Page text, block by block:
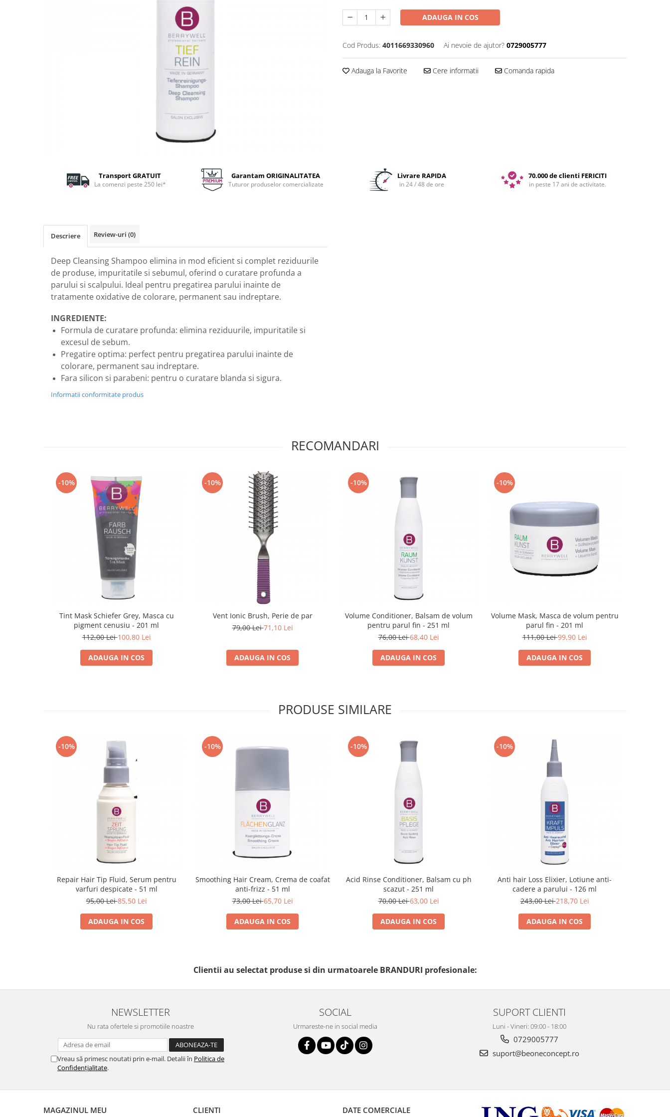
ADAUGA IN COS
Cod Produs: 4011669330960 Ai nevoie de ajutor? 0729005777
Adauga la Favorite Cere informatii Comanda rapida
Transport GRATUIT
La comenzi peste 250 lei*
Garantam ORIGINALITATEA
Tuturor produselor comercializate
Livrare RAPIDA
in 24 / 48 de ore
70.000 de clienti FERICITI
in peste 17 ani de activitate.
Descriere Review-uri (0)
Deep Cleansing Shampoo elimina in mod eficient si complet reziduurile
de produse, impuritatile si sebumul, oferind o curatare profunda a
parului si scalpului. Ideal pentru pregatirea parului inainte de
tratamente oxidative de colorare, permanent sau indreptare.
INGREDIENTE:
Formula de curatare profunda: elimina reziduurile, impuritatile si
excesul de sebum.
Pregatire optima: perfect pentru pregatirea parului inainte de
colorare, permanent sau indreptare.
Fara silicon si parabeni: pentru o curatare blanda si sigura.
Informatii conformitate produs
RECOMANDARI
-10%
Tint Mask Schiefer Grey, Masca cu
pigment cenusiu - 201 ml
112,00 Lei100,80 Lei
ADAUGA IN COS
-10%
Vent Ionic Brush, Perie de par
79,00 Lei71,10 Lei
ADAUGA IN COS
-10%
Volume Conditioner, Balsam de volum
pentru parul fin - 251 ml
76,00 Lei68,40 Lei
ADAUGA IN COS
-10%
Volume Mask, Masca de volum pentru
parul fin - 201 ml
111,00 Lei99,90 Lei
ADAUGA IN COS
PRODUSE SIMILARE
-10%
Repair Hair Tip Fluid, Serum pentru
varfuri despicate - 51 ml
95,00 Lei85,50 Lei
ADAUGA IN COS
-10%
Smoothing Hair Cream, Crema de coafat
anti-frizz - 51 ml
73,00 Lei65,70 Lei
ADAUGA IN COS
-10%
Acid Rinse Conditioner, Balsam cu ph
scazut - 251 ml
70,00 Lei63,00 Lei
ADAUGA IN COS
-10%
Anti hair Loss Elixier, Lotiune anti-
cadere a parului - 126 ml
243,00 Lei218,70 Lei
ADAUGA IN COS
Clientii au selectat produse si din urmatoarele BRANDURI profesionale:
NEWSLETTER
Nu rata ofertele si promotiile noastre
Vreau să primesc noutati prin e-mail. Detalii în Politica de
Confidențialitate.
SOCIAL
Urmareste-ne in social media
SUPORT CLIENTI
Luni - Vineri: 09:00 - 18:00
0729005777
suport@beoneconcept.ro
MAGAZINUL MEU CLIENTI DATE COMERCIALE